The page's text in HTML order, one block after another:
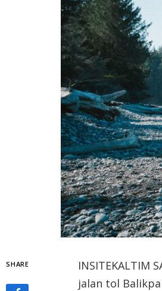
SHARE
INSITEKALTIM
jalan tol